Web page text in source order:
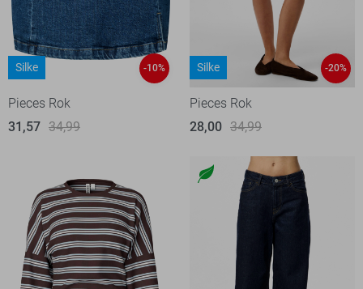
Silke -10%
Pieces Rok
31,57 34,99
Silke -20%
Pieces Rok
28,00 34,99